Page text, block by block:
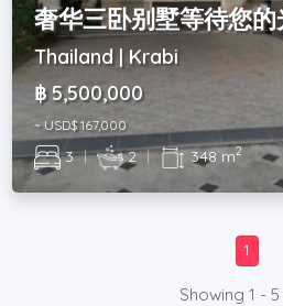
奢华三卧别墅等待您
Thailand | Krabi
฿ 5,500,000
~ USD$ 167,000
3 | 2 | 348 m2
1
Showing 1 -